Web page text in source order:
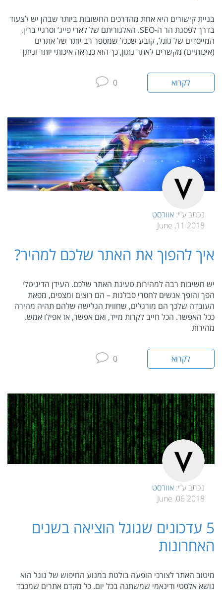
בניית קישורים היא אחת מהדרכים החשובות ביותר שבהן יש לצעוד
בדרך לפסגת הר ה-SEO. האלגוריתם של לארי פייג’ וסרגיי ברין,
המייסדים של גוגל, קובע שככל שמספר רב יותר של אתרים
(איכותיים) מקשרים לאתר נתון, כך הוא כנראה איכותי יותר וניתן
לקרוא 0
נכתב ע”י: אוורסט
2018 11, June
איך להפוך את האתר שלכם למהיר?
יש חשיבות רבה למהירות טעינת האתר שלכם. העידן הדיגיטלי
הפך והופך אנשים לחסרי סבלנות – הם רוצים ומצפים, מפאת
העובדה שלכך הם מורגלים, שחווית הגלישה שלהם תהיה מהירה
ככל האפשר. הכל חייב לקרות מייד, ואם אפשר, אז אפילו אמש.
מהירות
לקרוא 0
נכתב ע”י: אוורסט
2018 06, June
5 עדכונים שגוגל הוציאה בשנים
האחרונות
מיטוב האתר לצורכי הופעה בולטת במנוע החיפוש של גוגל הוא
נושא אלסטי ודינאמי שמשתנה בכל יום. כל מקדם אתרים שמכבד